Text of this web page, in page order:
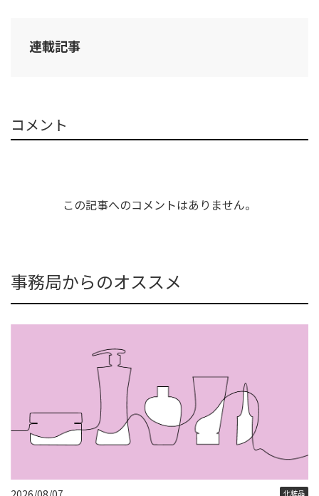
連載記事
コメント
この記事へのコメントはありません。
事務局からのオススメ
化粧品